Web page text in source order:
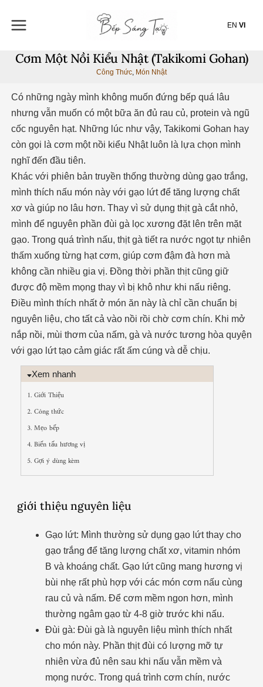
dung
EN VI
Cơm Một Nồi Kiểu Nhật (Takikomi Gohan)
Công Thức, Món Nhật
Có những ngày mình không muốn đứng bếp quá lâu
nhưng vẫn muốn có một bữa ăn đủ rau củ, protein và ngũ
cốc nguyên hạt. Những lúc như vậy, Takikomi Gohan hay
còn gọi là cơm một nồi kiểu Nhật luôn là lựa chọn mình
nghĩ đến đầu tiên.
Khác với phiên bản truyền thống thường dùng gạo trắng,
mình thích nấu món này với gạo lứt để tăng lượng chất
xơ và giúp no lâu hơn. Thay vì sử dụng thịt gà cắt nhỏ,
mình để nguyên phần đùi gà lọc xương đặt lên trên mặt
gạo. Trong quá trình nấu, thịt gà tiết ra nước ngọt tự nhiên
thấm xuống từng hạt cơm, giúp cơm đậm đà hơn mà
không cần nhiều gia vị. Đồng thời phần thịt cũng giữ
được độ mềm mọng thay vì bị khô như khi nấu riêng.
Điều mình thích nhất ở món ăn này là chỉ cần chuẩn bị
nguyên liệu, cho tất cả vào nồi rồi chờ cơm chín. Khi mở
nắp nồi, mùi thơm của nấm, gà và nước tương hòa quyện
với gạo lứt tạo cảm giác rất ấm cúng và dễ chịu.
Xem nhanh
1. Giới Thiệu
2. Công thức
3. Mẹo bếp
4. Biến tấu hương vị
5. Gợi ý dùng kèm
giới thiệu nguyên liệu
Gạo lứt: Mình thường sử dụng gạo lứt thay cho
gạo trắng để tăng lượng chất xơ, vitamin nhóm
B và khoáng chất. Gạo lứt cũng mang hương vị
bùi nhẹ rất phù hợp với các món cơm nấu cùng
rau củ và nấm. Để cơm mềm ngon hơn, mình
thường ngâm gạo từ 4-8 giờ trước khi nấu.
Đùi gà: Đùi gà là nguyên liệu mình thích nhất
cho món này. Phần thịt đùi có lượng mỡ tự
nhiên vừa đủ nên sau khi nấu vẫn mềm và
mọng nước. Trong quá trình cơm chín, nước